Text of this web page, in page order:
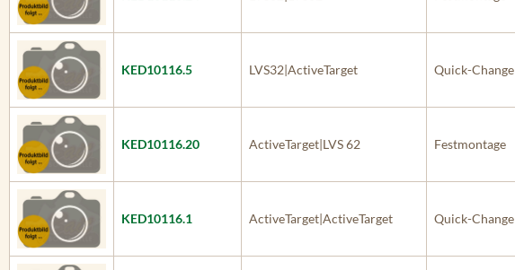
KED10116.5 LVS32|ActiveTarget Quick-Change
KED10116.20 ActiveTarget|LVS 62 Festmontage
KED10116.1 ActiveTarget|ActiveTarget Quick-Change